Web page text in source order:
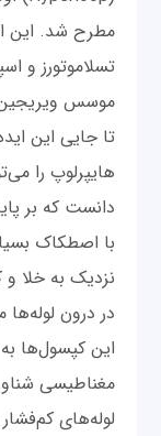
مطرح شد. این
تسلاموتورز و
موسس ویریجین
تا جایی این
هایپرلوپ را
دانست که بر
با اصطکاک
نزدیک به خلا
این کپسول‌ها
مغناطیسی
لوله‌های